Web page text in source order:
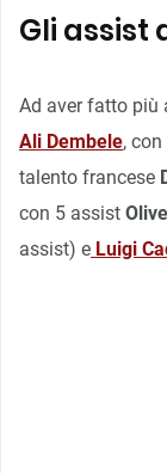
Gli assist
Ad aver fatto più
Ali Dembele,
talento francese
con 5 assist
assist) e Luigi